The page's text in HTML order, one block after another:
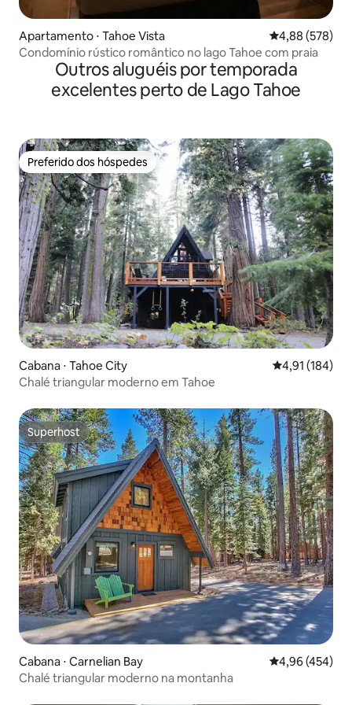
Apartamento ⋅ Tahoe Vista 4,88 de uma
4,88 (578)
Condomínio rústico romântico no lago Tahoe com praia
Outros aluguéis por temporada
excelentes perto de Lago Tahoe
Preferido dos hóspedes
Preferido dos hóspedes
Cabana ⋅ Tahoe City 4,91 de uma
4,91 (184)
Chalé triangular moderno em Tahoe
Superhost
Superhost
Cabana ⋅ Carnelian Bay 4,96 de uma
4,96 (454)
Chalé triangular moderno na montanha